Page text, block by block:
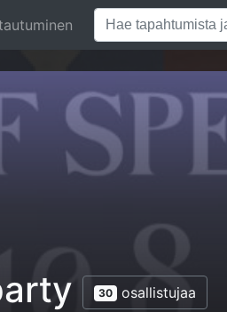
30 osallistujaa